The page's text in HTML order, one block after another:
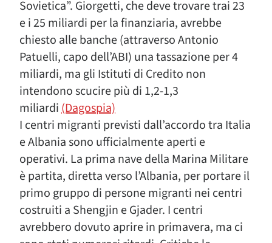
Sovietica”. Giorgetti, che deve trovare trai 23
e i 25 miliardi per la finanziaria, avrebbe
chiesto alle banche (attraverso Antonio
Patuelli, capo dell’ABI) una tassazione per 4
miliardi, ma gli Istituti di Credito non
intendono scucire più di 1,2-1,3
miliardi(Dagospia)
I centri migranti previsti dall’accordo tra Italia
e Albania sono ufficialmente aperti e
operativi. La prima nave della Marina Militare
è partita, diretta verso l’Albania, per portare il
primo gruppo di persone migranti nei centri
costruiti a Shengjin e Gjader. I centri
avrebbero dovuto aprire in primavera, ma ci